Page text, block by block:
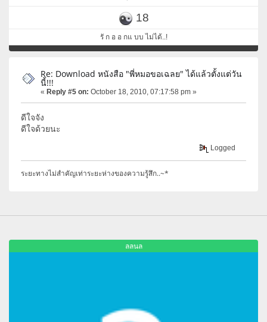
18
รั ก อ อ กแ บบ ไม่ได้..!
Re: Download หนังสือ "พี่หมอขอเฉลย" ได้แล้วตั้งแต่วัน
นี้!!!
« Reply #5 on: October 18, 2010, 07:17:58 pm »
ดีใจจัง
ดีใจด้วยนะ
Logged
ระยะทางไม่สำคัญเท่าระยะห่างของความรู้สึก..~*
ลลนล